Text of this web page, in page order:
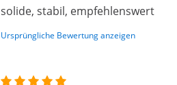
solide, stabil, empfehlenswert
Ursprüngliche Bewertung anzeigen